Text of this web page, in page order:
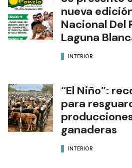
nueva
Nacional Del
Laguna
INTERIOR
“El Niño”:
para
ganaderas
INTERIOR